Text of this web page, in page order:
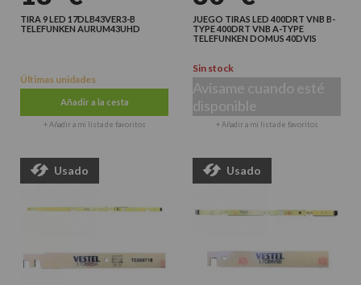
TIRA 9 LED 17DLB43VER3-B
TELEFUNKEN AURUM43UHD
Últimas unidades
Añadir a la cesta
+ Añadir a mi lista de favoritos
JUEGO TIRAS LED 400DRT VNB B-
TYPE 400DRT VNB A-TYPE
TELEFUNKEN DOMUS 40DVIS
Sin stock
Avísame cuando esté
disponible
+ Añadir a mi lista de favoritos
Usado Usado